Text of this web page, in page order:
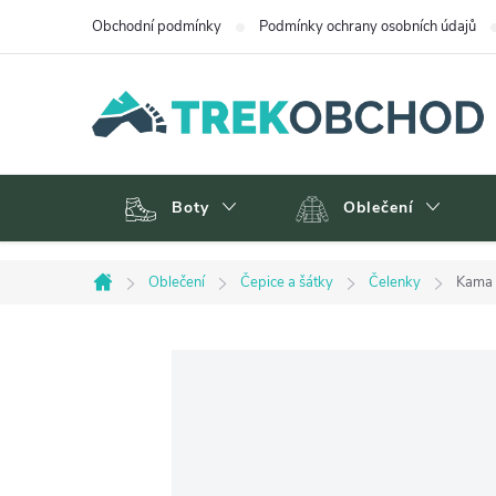
Obchodní podmínky Podmínky ochrany osobních údajů
Boty Oblečení
Domů
Oblečení Čepice a šátky Čelenky